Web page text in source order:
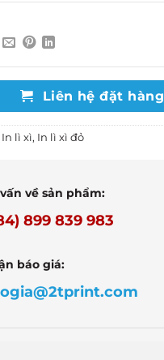
Liên hệ đặt hàng
In lì xì, In lì xì đỏ
về sản phẩm:
899 839 983
báo giá: